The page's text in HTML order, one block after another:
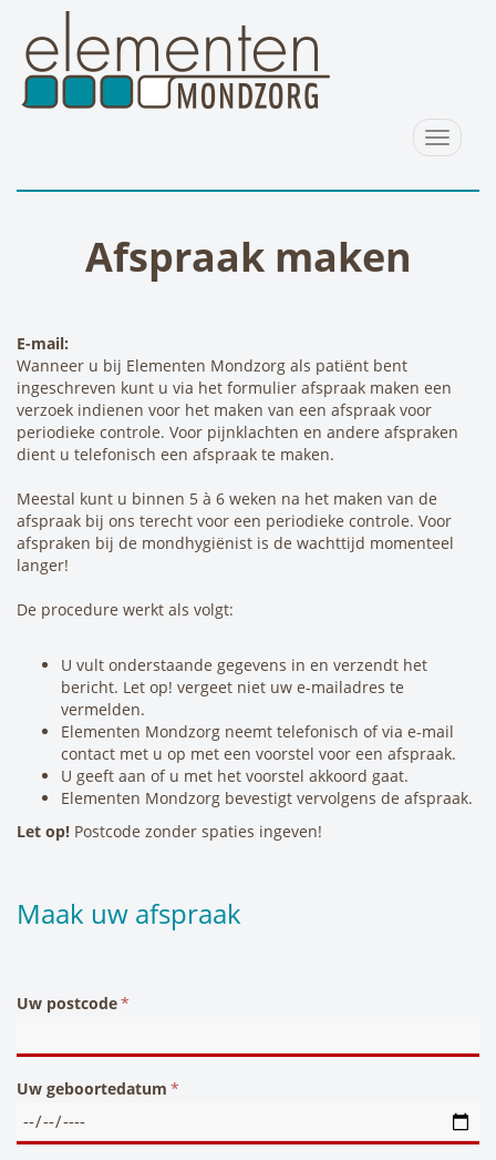
Toggle
Afspraak maken
E-mail:
Wanneer u bij Elementen Mondzorg als patiënt bent
ingeschreven kunt u via het formulier afspraak maken een
verzoek indienen voor het maken van een afspraak voor
periodieke controle. Voor pijnklachten en andere afspraken
dient u telefonisch een afspraak te maken.
Meestal kunt u binnen 5 à 6 weken na het maken van de
afspraak bij ons terecht voor een periodieke controle. Voor
afspraken bij de mondhygiënist is de wachttijd momenteel
langer!
De procedure werkt als volgt:
U vult onderstaande gegevens in en verzendt het
bericht. Let op! vergeet niet uw e-mailadres te
vermelden.
Elementen Mondzorg neemt telefonisch of via e-mail
contact met u op met een voorstel voor een afspraak.
U geeft aan of u met het voorstel akkoord gaat.
Elementen Mondzorg bevestigt vervolgens de afspraak.
Let op! Postcode zonder spaties ingeven!
Maak uw afspraak
Uw postcode
Uw geboortedatum